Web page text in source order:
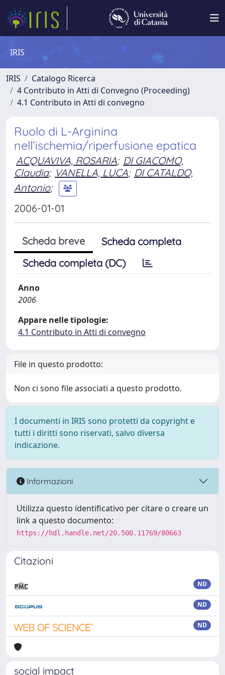
IRIS
IRIS
Catalogo Ricerca
4 Contributo in Atti di Convegno (Proceeding)
4.1 Contributo in Atti di convegno
Ruolo di L-Arginina
nell’ischemia/riperfusione epatica
ACQUAVIVA, ROSARIA; DI GIACOMO,
Claudia; VANELLA, LUCA; DI CATALDO,
Antonio;
2006-01-01
Scheda breve
Scheda completa
Scheda completa (DC)
Anno
2006
Appare nelle tipologie:
4.1 Contributo in Atti di convegno
File in questo prodotto:
Non ci sono file associati a questo prodotto.
I documenti in IRIS sono protetti da copyright e
tutti i diritti sono riservati, salvo diversa
indicazione.
Informazioni
Utilizza questo identificativo per citare o creare un
link a questo documento:
https://hdl.handle.net/20.500.11769/80663
Citazioni
ND
ND
ND
social impact